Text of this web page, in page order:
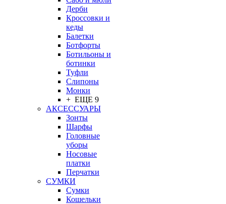
Дерби
Кроссовки и
кеды
Балетки
Ботфорты
Ботильоны и
ботинки
Туфли
Слипоны
Монки
+ ЕЩЕ 9
АКСЕССУАРЫ
Зонты
Шарфы
Головные
уборы
Носовые
платки
Перчатки
СУМКИ
Сумки
Кошельки